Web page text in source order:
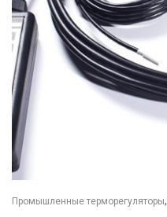
Промышленные терморегуляторы,